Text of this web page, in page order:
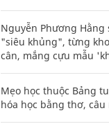
Nguyễn Phương
"siêu khủng", từng
cân, mắng cựu mẫu
Mẹo học thuộc Bảng
hóa học bằng thơ, câu